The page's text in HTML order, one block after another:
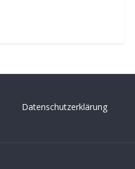
Datenschutzerklärung